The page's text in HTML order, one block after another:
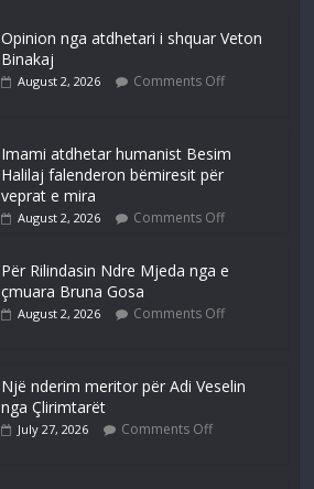
Opinion nga atdhetari i shquar Veton
Binakaj
August 2, 2026 Comments Off
Imami atdhetar humanist Besim
Halilaj falenderon bëmiresit për
veprat e mira
August 2, 2026 Comments Off
Për Rilindasin Ndre Mjeda nga e
çmuara Bruna Gosa
August 2, 2026 Comments Off
Një nderim meritor për Adi Veselin
nga Çlirimtarët
July 27, 2026 Comments Off